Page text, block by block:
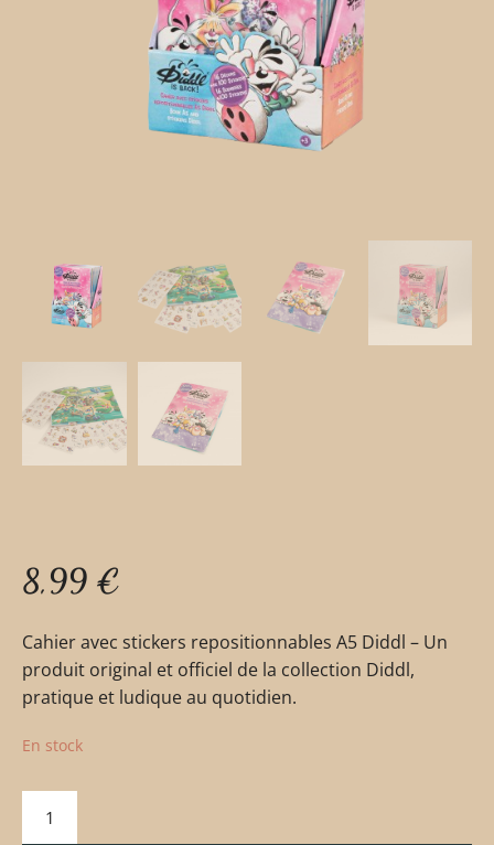
8,99 €
Cahier avec stickers repositionnables A5 Diddl – Un
produit original et officiel de la collection Diddl,
pratique et ludique au quotidien.
En stock